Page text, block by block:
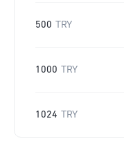
500 TRY
1000 TRY
1024 TRY